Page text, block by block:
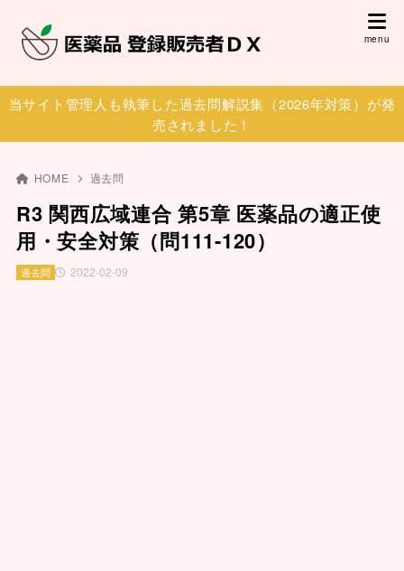
当サイト管理人も執筆した過去問解説集（2026年対策）が発
売されました！
HOME 過去問
R3 関西広域連合 第5章 医薬品の適正使
用・安全対策（問111-120）
2022-02-09
過去問